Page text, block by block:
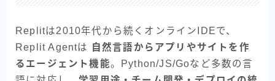
Replitは2010年代から続くオンラインIDEで、
Replit Agentは 自然言語からアプリやサイトを作
るエージェント機能。Python/JS/Goなど多数の言